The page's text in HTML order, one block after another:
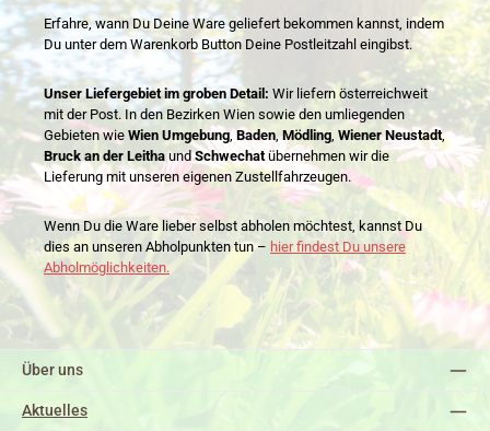
Erfahre, wann Du Deine Ware geliefert bekommen kannst, indem
Du unter dem Warenkorb Button Deine Postleitzahl eingibst.
Unser Liefergebiet im groben Detail: Wir liefern österreichweit
mit der Post. In den Bezirken Wien sowie den umliegenden
Gebieten wie Wien Umgebung,Baden,Mödling, Wiener Neustadt,
Bruck an der LeithaundSchwechatübernehmen wir die
Lieferung mit unseren eigenen Zustellfahrzeugen.
Wenn Du die Ware lieber selbst abholen möchtest, kannst Du
dies an unseren Abholpunkten tun – hier findest Du unsere
Abholmöglichkeiten.
Über uns
Aktuelles